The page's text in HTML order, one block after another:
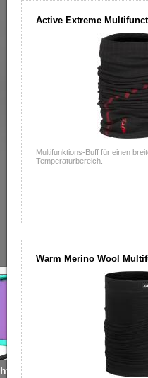
Freude schenken -
Active Extreme
Multifunktions-Buff für einen
Temperaturbereich.
Warm Merino Wool